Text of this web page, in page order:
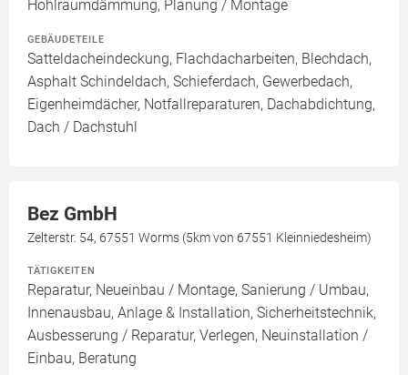
Hohlraumdämmung, Planung / Montage
GEBÄUDETEILE
Satteldacheindeckung, Flachdacharbeiten, Blechdach,
Asphalt Schindeldach, Schieferdach, Gewerbedach,
Eigenheimdächer, Notfallreparaturen, Dachabdichtung,
Dach / Dachstuhl
Bez GmbH
Zelterstr. 54, 67551 Worms (5km von 67551 Kleinniedesheim)
TÄTIGKEITEN
Reparatur, Neueinbau / Montage, Sanierung / Umbau,
Innenausbau, Anlage & Installation, Sicherheitstechnik,
Ausbesserung / Reparatur, Verlegen, Neuinstallation /
Einbau, Beratung